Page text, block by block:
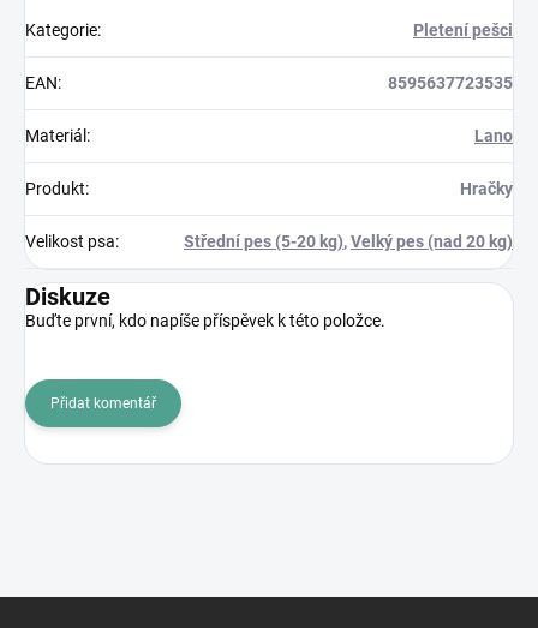
Kategorie: Pletení pešci
EAN: 8595637723535
Materiál : Lano
Produkt: Hračky
Velikost psa: Střední pes (5-20 kg),Velký pes (nad 20 kg)
Diskuze
Buďte první, kdo napíše příspěvek k této položce.
Přidat komentář